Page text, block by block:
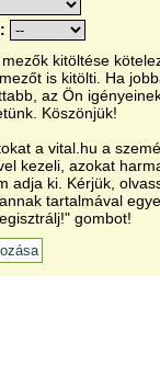
kitöltése
is kitölti. Ha
az Ön
Köszönjük!
a vital.hu a
kezeli, azokat
adja ki. Kérjük,
tartalmával
gombot!